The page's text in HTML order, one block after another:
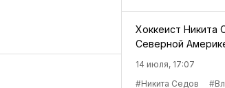
Хоккеист Никита
Северной
14 июля, 17:07
#Никита Седов